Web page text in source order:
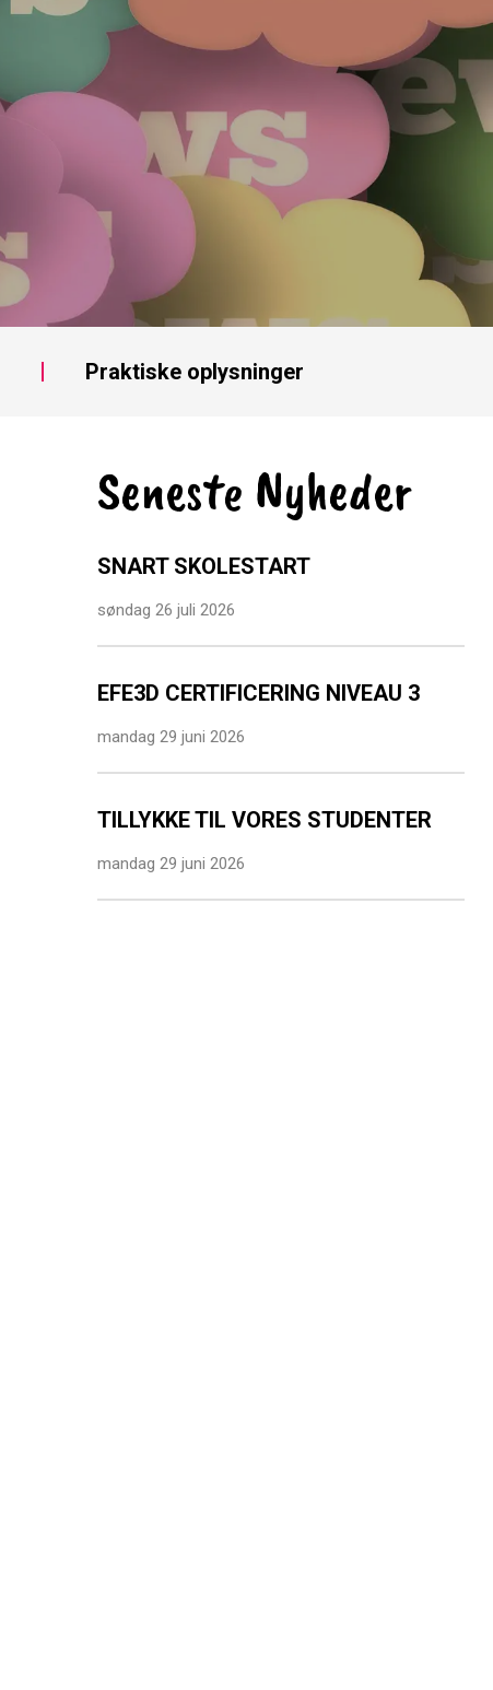
Praktiske oplysninger
Seneste Nyheder
SNART SKOLESTART
søndag 26 juli 2026
EFE3D CERTIFICERING NIVEAU 3
mandag 29 juni 2026
TILLYKKE TIL VORES STUDENTER
mandag 29 juni 2026